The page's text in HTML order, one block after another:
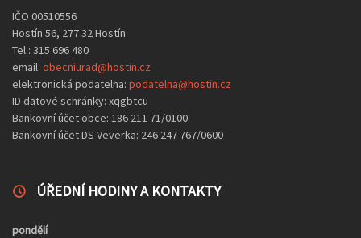
IČO 00510556
Hostín 56, 277 32 Hostín
Tel.: 315 696 480
email: obecniurad@hostin.cz
elektronická podatelna: podatelna@hostin.cz
ID datové schránky: xqgbtcu
Bankovní účet obce: 186 211 71/0100
Bankovní účet DS Veverka: 246 247 767/0600
ÚŘEDNÍ HODINY A KONTAKTY
pondělí